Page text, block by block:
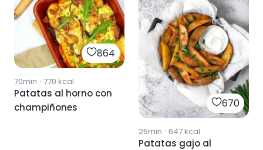
864
70min · 770 kcal
Patatas al horno con
champiñones
670
25min · 647kcal
Patatas gajo al